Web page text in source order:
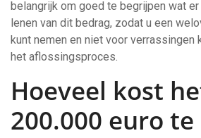
belangrijk om goed te begrijpen wat
lenen van dit bedrag, zodat u een
kunt nemen en niet voor verrassingen
het aflossingsproces.
Hoeveel kost
200.000 euro te